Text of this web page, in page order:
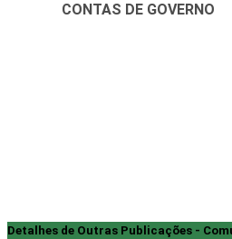
CONTAS DE GOVERNO
Detalhes de Outras Publicações -